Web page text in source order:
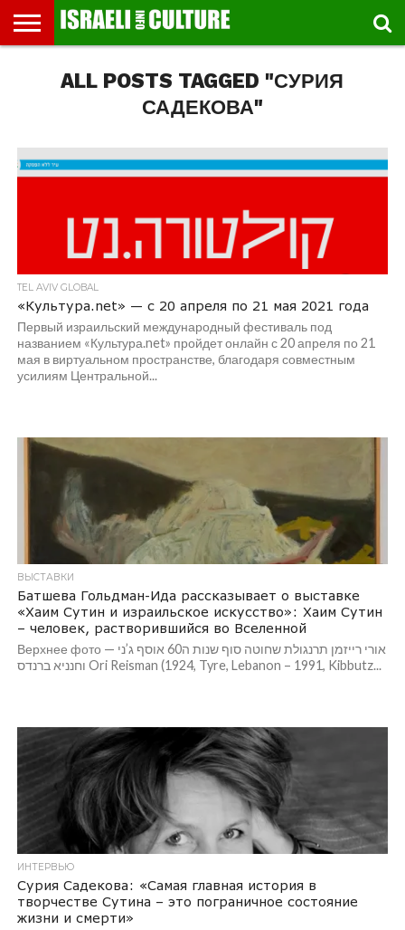
МУЗЕИ
СТРАНА
ФЕСТИВАЛЕЙ
ТЕАТР
КНИГИ.
ТЕКСТЫ
МУЗЫКА
РЕЛИГИЯ/
ИСТОРИЯ
ДВИЖЕНИЕ
ДЕТИ
ВЫХОДНОГО
МАРШРУТЫ
ПРОГУЛЬЩИКА
ВИДЕО-
РЕЧИ
ВПЕЧАТЛЕНИЯ
ВСТРЕЧИ
ИНТЕРВЬЮ
КИНО
AVIVALL POSTS TAGGED "СУРИЯ
САДЕКОВА"
TEL AVIV GLOBAL
«Культура.net» — c 20 апреля по 21 мая 2021 года
Первый израильский международный фестиваль под
названием «Культура.net» пройдет онлайн с 20 апреля по 21
мая в виртуальном пространстве, благодаря совместным
усилиям Центральной...
ВЫСТАВКИ
Батшева Гольдман-Ида рассказывает о выставке
«Хаим Сутин и израильское искусство»: Хаим Сутин
– человек, растворившийся во Вселенной
Верхнее фото — אורי רייזמן תרנגולת שחוטה סוף שנות ה60 אוסף ג’ני
וחנניא ברנדס Ori Reisman (1924, Tyre, Lebanon – 1991, Kibbutz...
ИНТЕРВЬЮ
Сурия Садекова: «Самая главная история в
творчестве Сутина – это пограничное состояние
жизни и смерти»